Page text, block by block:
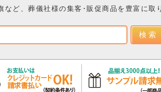
ど、葬儀社様の集客･販促商品を豊富に取
検 索